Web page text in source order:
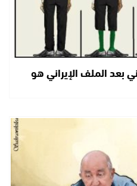
بعد الملف الإيراني هو